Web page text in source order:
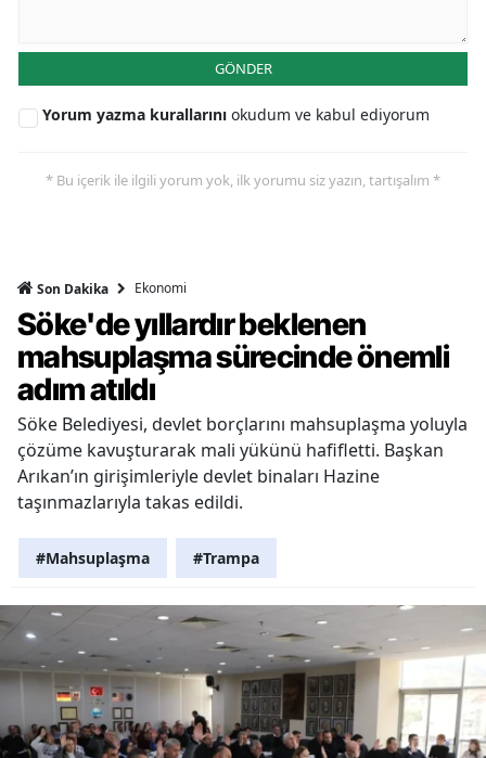
GÖNDER
Yorum yazma kurallarını okudum ve kabul ediyorum
* Bu içerik ile ilgili yorum yok, ilk yorumu siz yazın, tartışalım *
Son Dakika Ekonomi
Söke'de yıllardır beklenen
mahsuplaşma sürecinde önemli
adım atıldı
Söke Belediyesi, devlet borçlarını mahsuplaşma yoluyla
çözüme kavuşturarak mali yükünü hafifletti. Başkan
Arıkan’ın girişimleriyle devlet binaları Hazine
taşınmazlarıyla takas edildi.
#Mahsuplaşma #Trampa